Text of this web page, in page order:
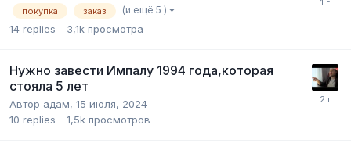
покупка заказ (и ещё 5 )
14 replies 3,1k просмотра
Нужно завести Импалу 1994 года,которая
стояла 5 лет
Автор адам, 15 июля, 2024
10 replies 1,5k просмотров